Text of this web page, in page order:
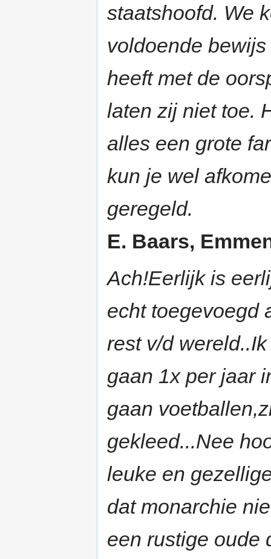
staatshoofd. We
voldoende
heeft met de
laten zij niet toe.
alles een grote
kun je wel
geregeld.
E. Baars,
Ach!Eerlijk is
echt toegevoegd
rest v/d
gaan 1x per jaar
gaan
gekleed...Nee
leuke en
dat monarchie
een rustige oude